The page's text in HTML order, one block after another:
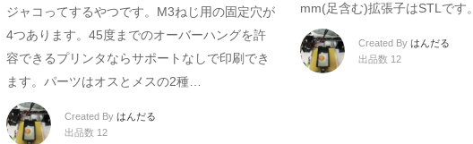
ジャコってするやつです。M3ねじ用の固定穴が
4つあります。45度までのオーバーハングを許
容できるプリンタならサポートなしで印刷でき
ます。パーツはオスとメスの2種…
Created By はんだる
出品数 12
mm(足含む)拡張子はSTLです。
Created By はんだる
出品数 12